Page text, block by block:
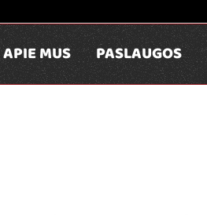
APIE MUS PASLAUGOS